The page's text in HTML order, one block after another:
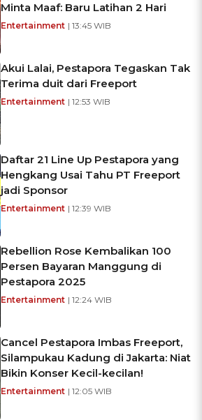
Minta Maaf: Baru Latihan 2 Hari
Entertainment | 13:45 WIB
Akui Lalai, Pestapora Tegaskan Tak
Terima duit dari Freeport
Entertainment | 12:53 WIB
Daftar 21 Line Up Pestapora yang
Hengkang Usai Tahu PT Freeport
jadi Sponsor
Entertainment | 12:39 WIB
Rebellion Rose Kembalikan 100
Persen Bayaran Manggung di
Pestapora 2025
Entertainment | 12:24 WIB
Cancel Pestapora Imbas Freeport,
Silampukau Kadung di Jakarta: Niat
Bikin Konser Kecil-kecilan!
Entertainment | 12:05 WIB